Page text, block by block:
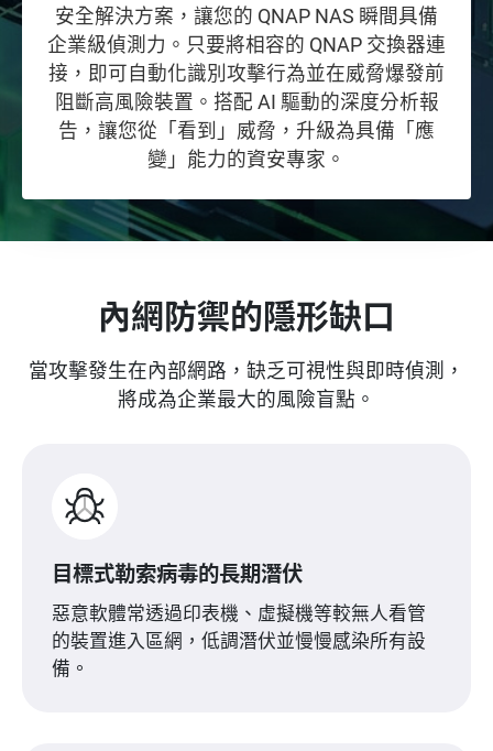
安全解決方案，讓您的 QNAP NAS 瞬間具備
企業級偵測力。只要將相容的 QNAP 交換器連
接，即可自動化識別攻擊行為並在威脅爆發前
阻斷高風險裝置。搭配 AI 驅動的深度分析報
告，讓您從「看到」威脅，升級為具備「應
變」能力的資安專家。
內網防禦的隱形缺口
當攻擊發生在內部網路，缺乏可視性與即時偵測，
將成為企業最大的風險盲點。
目標式勒索病毒的長期潛伏
惡意軟體常透過印表機、虛擬機等較無人看管
的裝置進入區網，低調潛伏並慢慢感染所有設
備。